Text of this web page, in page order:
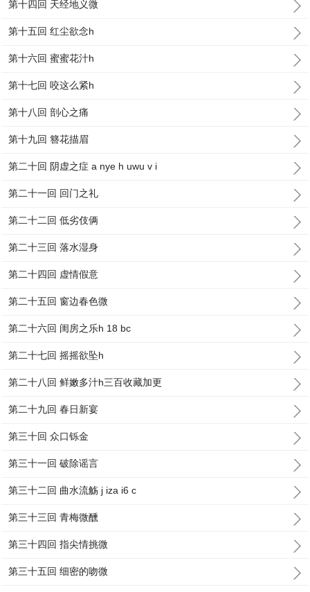
第十四回 天经地义微
第十五回 红尘欲念h
第十六回 蜜蜜花汁h
第十七回 咬这么紧h
第十八回 剖心之痛
第十九回 簪花描眉
第二十回 阴虚之症 a nye h uwu v i
第二十一回 回门之礼
第二十二回 低劣伎俩
第二十三回 落水湿身
第二十四回 虚情假意
第二十五回 窗边春色微
第二十六回 闺房之乐h 18 bc
第二十七回 摇摇欲坠h
第二十八回 鲜嫩多汁h三百收藏加更
第二十九回 春日新宴
第三十回 众口铄金
第三十一回 破除谣言
第三十二回 曲水流觞 j iza i6 c
第三十三回 青梅微醺
第三十四回 指尖情挑微
第三十五回 细密的吻微